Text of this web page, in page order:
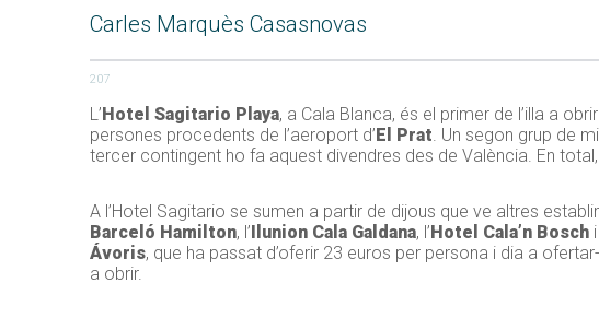
Carles Marquès Casasnovas
207
L’ Hotel Sagitario Playa, a Cala Blanca, és el primer de l’illa a
persones procedents de l’aeroport d’ El Prat. Un segon grup de
tercer contingent ho fa aquest divendres des de València. En
A l’Hotel Sagitario se sumen a partir de dijous que ve altres
Barceló Hamilton, l’ Ilunion Cala Galdana, l’ Hotel Cala’n Bosch i
Ávoris, que ha passat d’oferir 23 euros per persona i dia a
a obrir.